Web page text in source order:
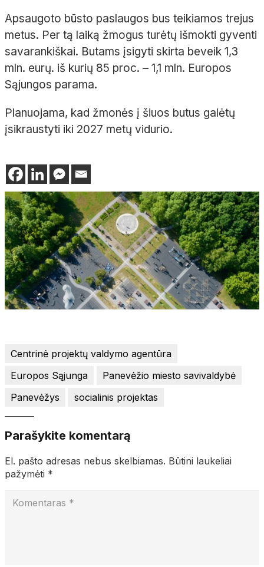
Apsaugoto būsto paslaugos bus teikiamos trejus
metus. Per tą laiką žmogus turėtų išmokti gyventi
savarankiškai. Butams įsigyti skirta beveik 1,3
mln. eurų. iš kurių 85 proc. – 1,1 mln. Europos
Sąjungos parama.
Planuojama, kad žmonės į šiuos butus galėtų
įsikraustyti iki 2027 metų vidurio.
Centrinė projektų valdymo agentūra
Europos Sąjunga
Panevėžio miesto savivaldybė
Panevėžys
socialinis projektas
Parašykite komentarą
El. pašto adresas nebus skelbiamas. Būtini laukeliai
pažymėti *